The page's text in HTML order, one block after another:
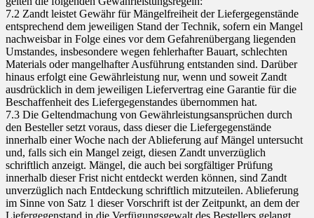
7.2 Zandt leistet Gewähr für Mängelfreiheit der Liefergegenstände
entsprechend dem jeweiligen Stand der Technik, sofern ein Mangel
nachweisbar in Folge eines vor dem Gefahrenübergang liegenden
Umstandes, insbesondere wegen fehlerhafter Bauart, schlechten
Materials oder mangelhafter Ausführung entstanden sind. Darüber
hinaus erfolgt eine Gewährleistung nur, wenn und soweit Zandt
ausdrücklich in dem jeweiligen Liefervertrag eine Garantie für die
Beschaffenheit des Liefergegenstandes übernommen hat.
7.3 Die Geltendmachung von Gewährleistungsansprüchen durch
den Besteller setzt voraus, dass dieser die Liefergegenstände
innerhalb einer Woche nach der Ablieferung auf Mängel untersucht
und, falls sich ein Mangel zeigt, diesen Zandt unverzüglich
schriftlich anzeigt. Mängel, die auch bei sorgfältiger Prüfung
innerhalb dieser Frist nicht entdeckt werden können, sind Zandt
unverzüglich nach Entdeckung schriftlich mitzuteilen. Ablieferung
im Sinne von Satz 1 dieser Vorschrift ist der Zeitpunkt, an dem der
Liefergegenstand in die Verfügungsgewalt des Bestellers gelangt